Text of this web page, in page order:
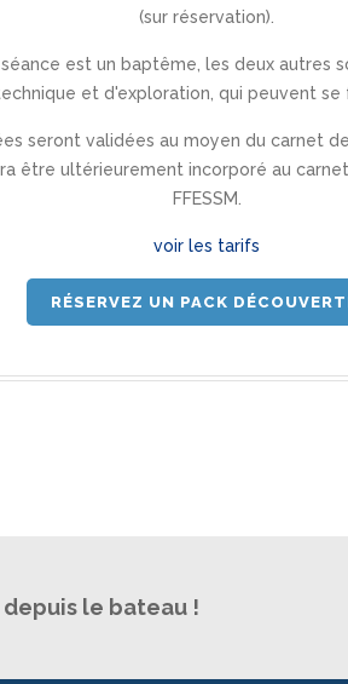
(sur réservation).
est un baptême, les deux autres
et d'exploration, qui peuvent se
seront validées au moyen du carnet
être ultérieurement incorporé au
FFESSM.
voir les tarifs
RÉSERVEZ UN PACK
le bateau !